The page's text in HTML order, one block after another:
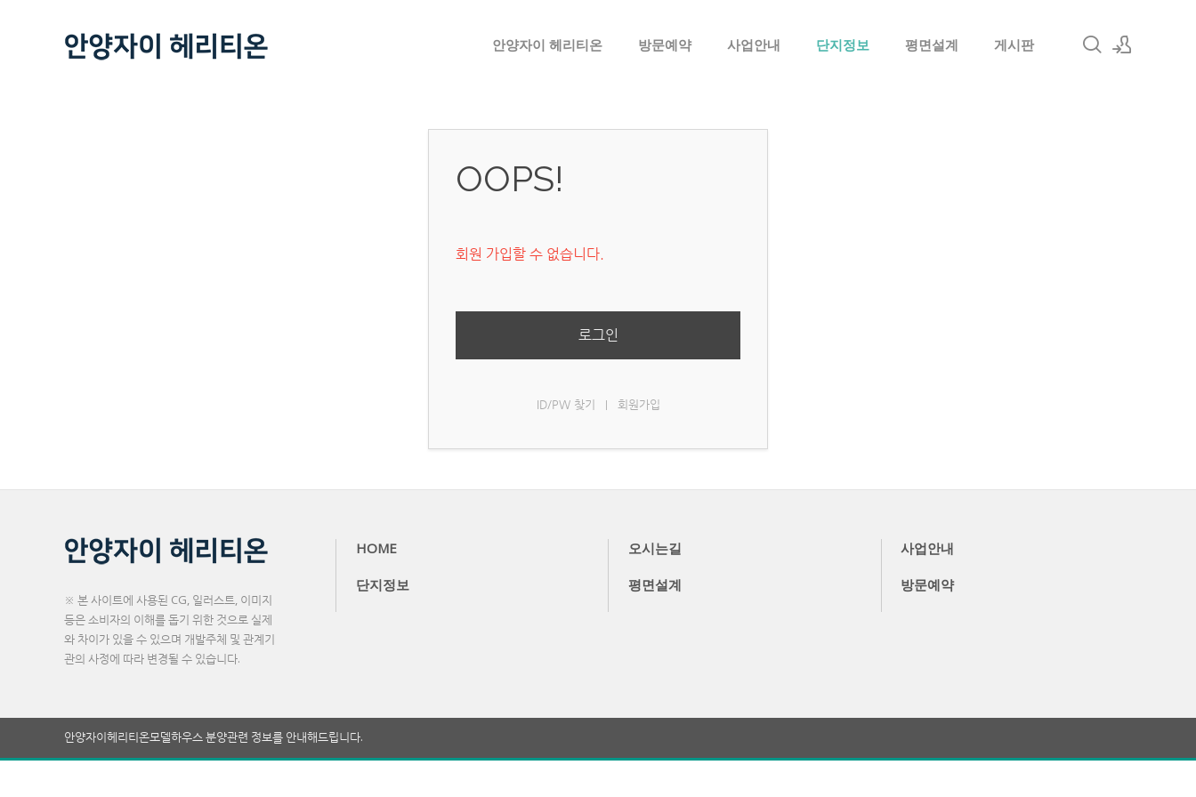
안양자이 헤리티온 방문예약 사업안내 단지정보 평면설계 게시판
OOPS!
회원 가입할 수 없습니다.
로그인
ID/PW 찾기 회원가입
※ 본 사이트에 사용된 CG, 일러스트, 이미지
등은 소비자의 이해를 돕기 위한 것으로 실제
와 차이가 있을 수 있으며 개발주체 및 관계기
관의 사정에 따라 변경될 수 있습니다.
HOME 오시는길 사업안내
단지정보 평면설계 방문예약
안양자이헤리티온모델하우스 분양관련 정보를 안내해드립니다.